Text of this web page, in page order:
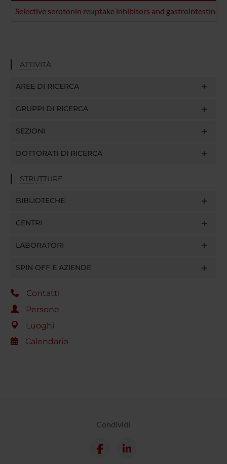
Selective serotonin reuptake inhibitors and gastrointestinal
ATTIVITÀ
AREE DI RICERCA
GRUPPI DI RICERCA
SEZIONI
DOTTORATI DI RICERCA
STRUTTURE
BIBLIOTECHE
CENTRI
LABORATORI
SPIN OFF E AZIENDE
Contatti
Persone
Luoghi
Calendario
Condividi